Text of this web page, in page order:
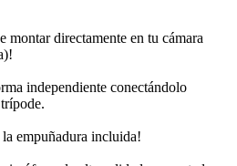
montar directamente en tu cámara
independiente conectándolo
empuñadura incluida!